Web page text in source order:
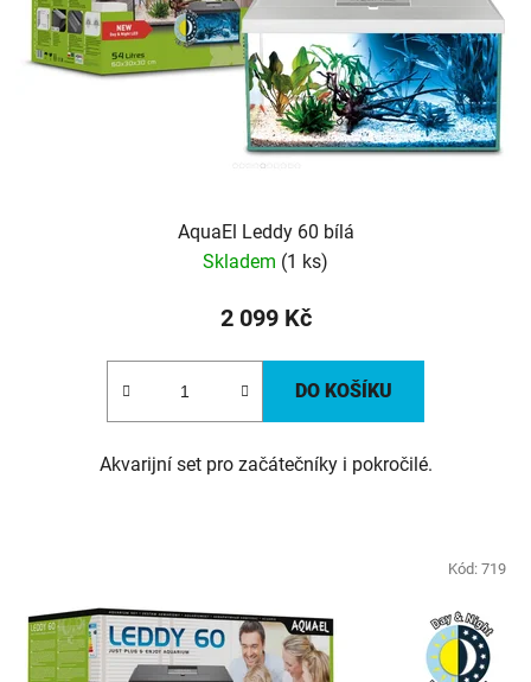
AquaEl Leddy 60 bílá
Skladem (1 ks)
2 099 Kč
DO KOŠÍKU
Akvarijní set pro začátečníky i pokročilé.
Kód: 719